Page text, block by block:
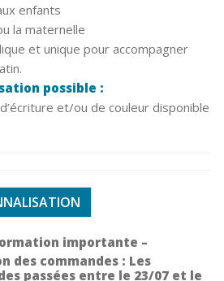
enfants
la maternelle
et unique pour accompagner
possible :
et/ou de couleur disponible
importante –
des commandes : Les
passées entre le 23/07 et le